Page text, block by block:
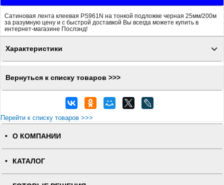
Сатиновая лента клеевая PS961N на тонкой подложке черная 25мм/200м
за разумную цену и с быстрой доставкой Вы всегда можете купить в
интернет-магазине Послэнд!
Характеристики
Вернуться к списку товаров >>>
Перейти к списку товаров >>>
О КОМПАНИИ
КАТАЛОГ